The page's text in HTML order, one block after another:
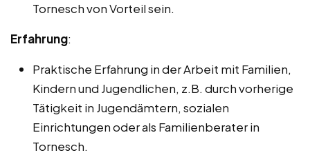
Tornesch von Vorteil sein.
Erfahrung:
Praktische Erfahrung in der Arbeit mit Familien,
Kindern und Jugendlichen, z.B. durch vorherige
Tätigkeit in Jugendämtern, sozialen
Einrichtungen oder als Familienberater in
Tornesch.